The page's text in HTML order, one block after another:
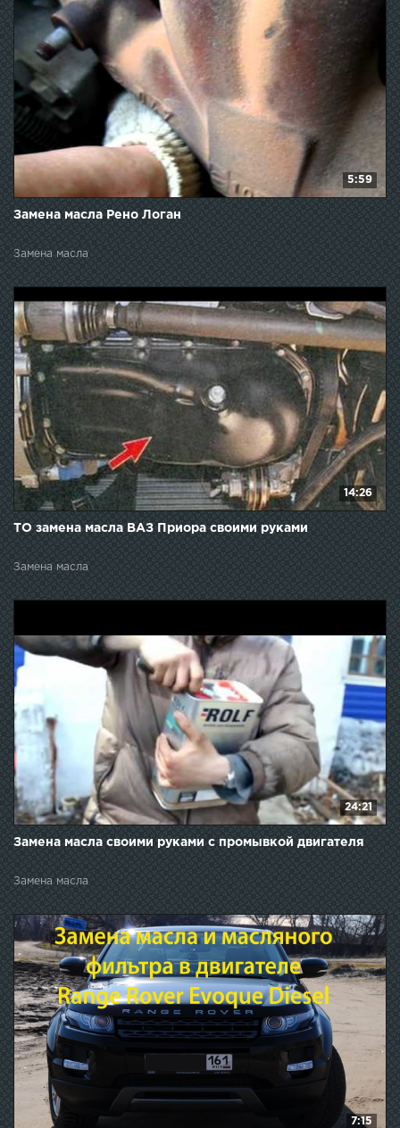
5:59
Замена масла Рено Логан
Замена масла
14:26
ТО замена масла ВАЗ Приора своими руками
Замена масла
24:21
Замена масла своими руками с промывкой двигателя
Замена масла
7:15